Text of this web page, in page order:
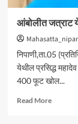
आंबोलीत जत्राट
निपाणी,ता.05
येथील प्रसिद्ध
400 फूट खोल...
Read MoreRead